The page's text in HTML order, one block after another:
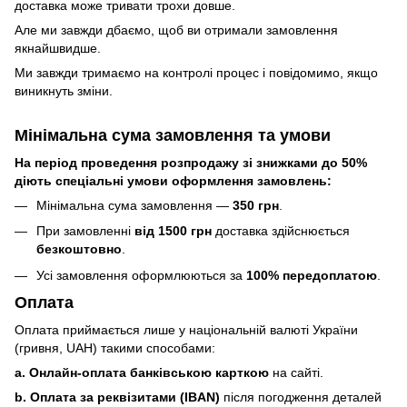
доставка може тривати трохи довше.
Але ми завжди дбаємо, щоб ви отримали замовлення
якнайшвидше.
Ми завжди тримаємо на контролі процес і повідомимо, якщо
виникнуть зміни.
Мінімальна сума замовлення та умови
На період проведення розпродажу зі знижками до 50%
діють спеціальні умови оформлення замовлень:
Мінімальна сума замовлення — 350 грн
При замовленні від 1500 грн доставка здійснюється
безкоштовно.
Усі замовлення оформлюються за 100% передоплатою
Оплата
Оплата приймається лише у національній валюті України
(гривня, UAH) такими способами:
a. Онлайн-оплата банківською карткою на сайті.
b. Оплата за реквізитами (IBAN) після погодження деталей